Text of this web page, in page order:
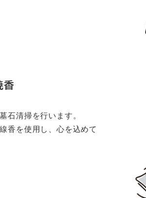
香
石清掃を行います。
香を使用し、心を込めて